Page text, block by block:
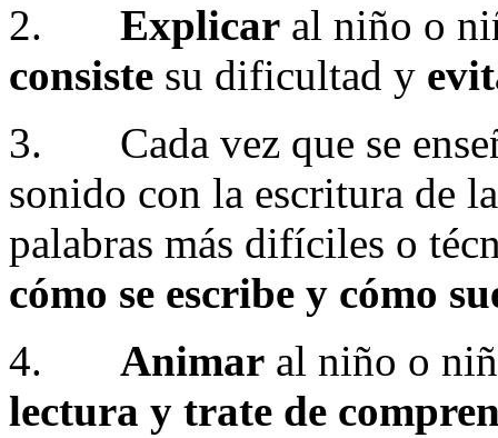
2. Explicar al niño o
consiste su dificultad y
3. Cada vez que se
sonido con la escritura de
palabras más difíciles o
cómo se escribe y cómo
4. Animar al niño o
lectura y trate de